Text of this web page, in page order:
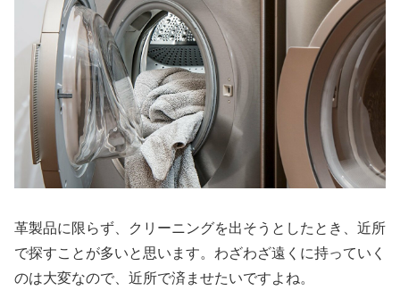
革製品に限らず、クリーニングを出そうとしたとき、近所
で探すことが多いと思います。わざわざ遠くに持っていく
のは大変なので、近所で済ませたいですよね。